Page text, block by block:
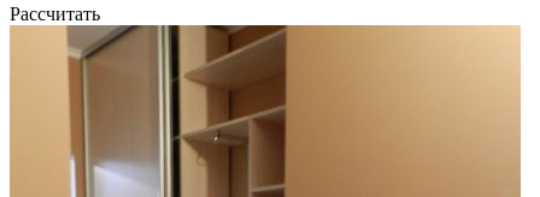
Рассчитать